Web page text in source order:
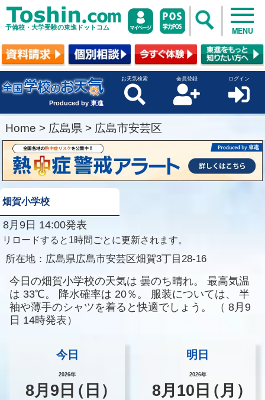
予備校・大学受験の東進ドットコム MENU
Produced by 東進
お天気検索 会員登録 ログイン
Home > 広島県 > 広島市安芸区
畑賀小学校
8月9日 14:00発表
リロードすると1時間ごとに更新されます。
所在地： 広島県広島市安芸区畑賀3丁目28-16
今日の畑賀小学校の天気は 曇のち晴れ。
最高気温
は 33℃。 降水確率は 20％。 服装については、
半
袖や薄手のシャツを着ると快適でしょう。
（ 8月9
日 14時発表）
今日
2026年
8月 9 日（日）
明日
2026年
8月 10 日（月）